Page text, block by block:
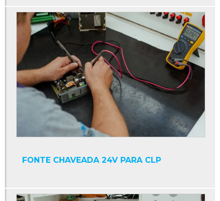
Conversor de frequência
Conversor eletrônico de frequência
Conversores de potência
Cpu industrial
Display contador digital industrial
Display industrial
Display led industrial
FONTE CHAVEADA 24V PARA CLP